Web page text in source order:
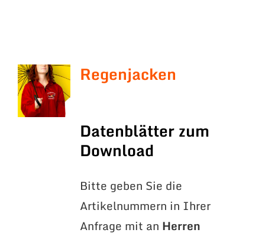
Regenjacken
Datenblätter zum
Download
Bitte geben Sie die
Artikelnummern in Ihrer
Anfrage mit an Herren